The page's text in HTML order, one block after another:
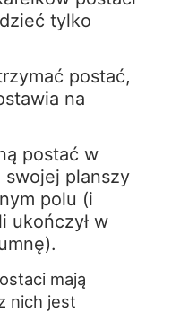
tylko
postać,
na
postać w
planszy
polu (i
ukończył w
mają
nich jest